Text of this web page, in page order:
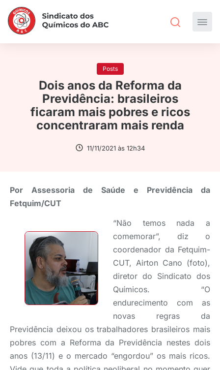
Posts
Dois anos da Reforma da
Previdência: brasileiros
ficaram mais pobres e ricos
concentraram mais renda
11/11/2021 às 12h34
Por Assessoria de Saúde e Previdência da
Fetquim/CUT
“Não temos nada a
comemorar”, diz o
coordenador da Fetquim-
CUT, Airton Cano (foto),
diretor do Sindicato dos
Químicos. “O
endurecimento com as
novas regras da
Previdência deixou os trabalhadores brasileiros mais
pobres com a Reforma da Previdência nestes dois
anos (13/11) e o mercado “engordou” os mais ricos.